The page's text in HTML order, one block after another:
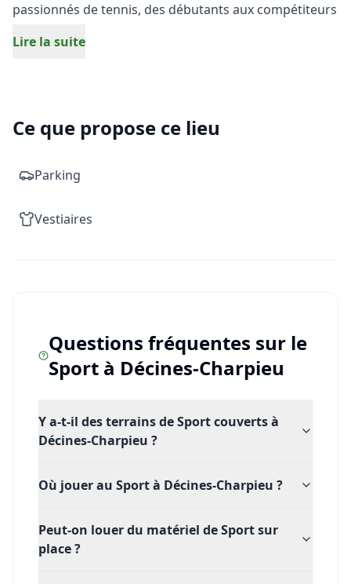
passionnés de tennis, des débutants aux compétiteurs
entraînement intensif, un match amical entre amis ou
modernes vous garantissent une expérience de jeu
Lyon.
inoubliables. Préparez votre raquette, chaussez vos
baskets et rejoignez dès maintenant une communauté
de joueurs passionnés !
Lire la suite
Ce que propose ce lieu
Parking
Vestiaires
Questions fréquentes sur le
Sportà Décines-Charpieu
Y a-t-il des terrains de Sport couverts à
Décines-Charpieu ?
Où jouer au Sport à Décines-Charpieu ?
Peut-on louer du matériel de Sport sur
place ?